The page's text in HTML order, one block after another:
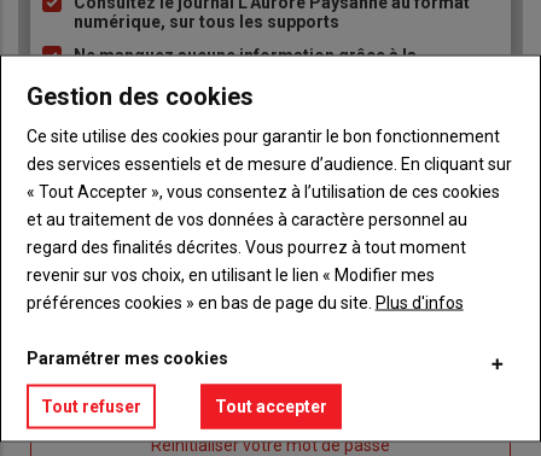
puce
numérique, sur tous les supports
Ne manquez aucune information grâce à la
Sous-
titre
Vous êtes abonné(e)
TITRE IDENTIFIEZ-VOUS
Body
Connectez-vous à votre compte pour profiter
Lien
"Créer
Je m'inscrit
Lien
Réinitialiser votre mot de passe
Gestion des cookies
Ce site utilise des cookies pour garantir le bon fonctionnement
des services essentiels et de mesure d’audience. En cliquant sur
« Tout Accepter », vous consentez à l’utilisation de ces cookies
et au traitement de vos données à caractère personnel au
regard des finalités décrites. Vous pourrez à tout moment
revenir sur vos choix, en utilisant le lien « Modifier mes
préférences cookies » en bas de page du site. Plus d'infos
Paramétrer mes cookies
Tout refuser Tout accepter